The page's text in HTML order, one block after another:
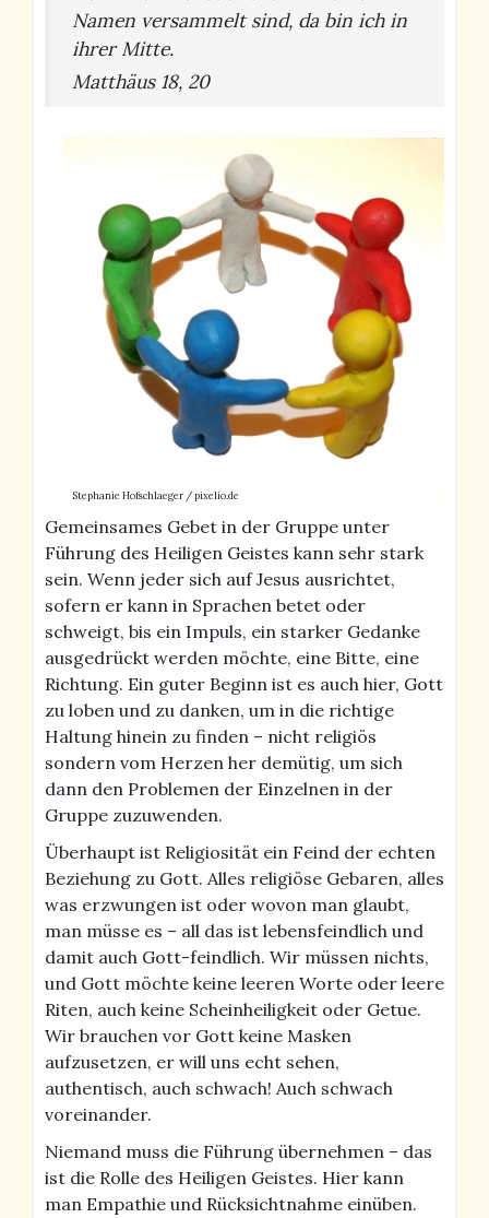
Namen versammelt sind, da bin ich in
ihrer Mitte.
Matthäus 18, 20
Stephanie Hofschlaeger / pixelio.de
Gemeinsames Gebet in der Gruppe unter
Führung des Heiligen Geistes kann sehr stark
sein. Wenn jeder sich auf Jesus ausrichtet,
sofern er kann in Sprachen betet oder
schweigt, bis ein Impuls, ein starker Gedanke
ausgedrückt werden möchte, eine Bitte, eine
Richtung. Ein guter Beginn ist es auch hier, Gott
zu loben und zu danken, um in die richtige
Haltung hinein zu finden – nicht religiös
sondern vom Herzen her demütig, um sich
dann den Problemen der Einzelnen in der
Gruppe zuzuwenden.
Überhaupt ist Religiosität ein Feind der echten
Beziehung zu Gott. Alles religiöse Gebaren, alles
was erzwungen ist oder wovon man glaubt,
man müsse es – all das ist lebensfeindlich und
damit auch Gott-feindlich. Wir müssen nichts,
und Gott möchte keine leeren Worte oder leere
Riten, auch keine Scheinheiligkeit oder Getue.
Wir brauchen vor Gott keine Masken
aufzusetzen, er will uns echt sehen,
authentisch, auch schwach! Auch schwach
voreinander.
Niemand muss die Führung übernehmen – das
ist die Rolle des Heiligen Geistes. Hier kann
man Empathie und Rücksichtnahme einüben.